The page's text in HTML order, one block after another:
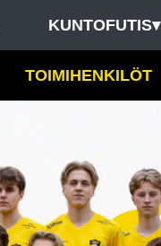
KUNTOFUTIS▾
TOIMIHENKILÖT